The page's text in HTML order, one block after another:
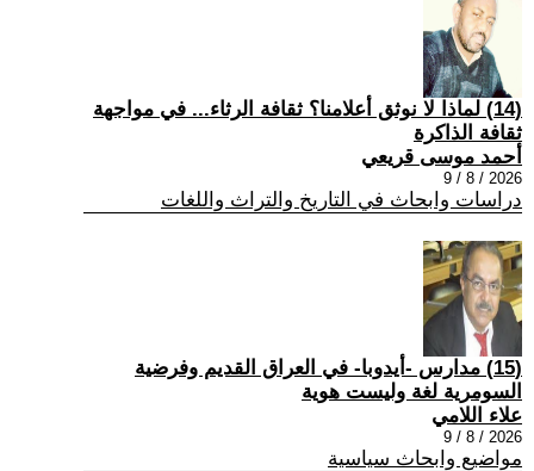
(14) لماذا لا نوثق أعلامنا؟ ثقافة الرثاء... في مواجهة
ثقافة الذاكرة
أحمد موسى قريعي
2026 / 8 / 9
دراسات وابحاث في التاريخ والتراث واللغات
(15) مدارس -أيدوبا- في العراق القديم وفرضية
السومرية لغة وليست هوية
علاء اللامي
2026 / 8 / 9
مواضيع وابحاث سياسية